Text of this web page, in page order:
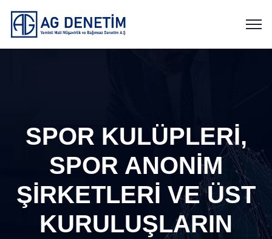
SPOR KULÜPLERİ,
SPOR ANONİM
ŞİRKETLERİ VE ÜST
KURULUŞLARIN